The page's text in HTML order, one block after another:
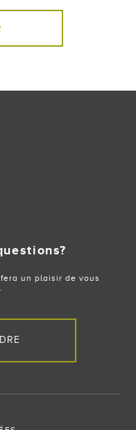
un plaisir de vous